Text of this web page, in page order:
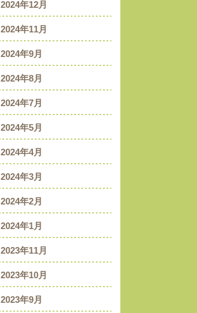
2024年12月
2024年11月
2024年9月
2024年8月
2024年7月
2024年5月
2024年4月
2024年3月
2024年2月
2024年1月
2023年11月
2023年10月
2023年9月